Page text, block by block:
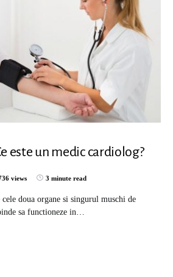
este un medic cardiolog?
views 3 minute read
doua organe si singurul muschi de
sa functioneze in…